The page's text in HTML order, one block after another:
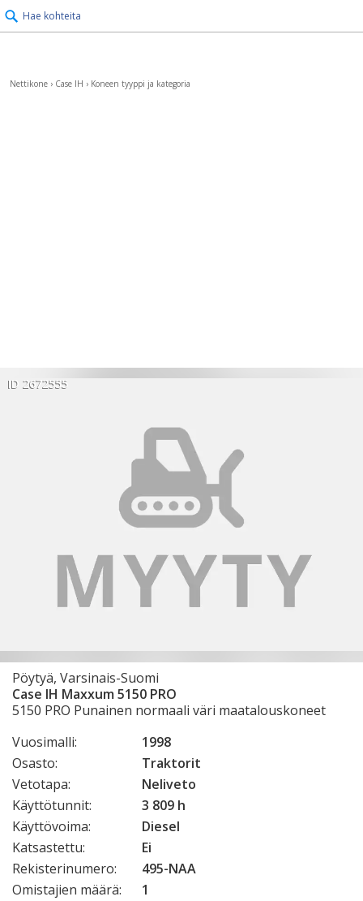
Hae kohteita
Nettikone › Case IH › Koneen tyyppi ja kategoria
ID 2672555
Pöytyä, Varsinais-Suomi
Case IH Maxxum 5150 PRO
5150 PRO Punainen normaali väri maatalouskoneet
Vuosimalli:
1998
Osasto:
Traktorit
Vetotapa:
Neliveto
Käyttötunnit:
3 809 h
Käyttövoima:
Diesel
Katsastettu:
Ei
Rekisterinumero:
495-NAA
Omistajien määrä:
1